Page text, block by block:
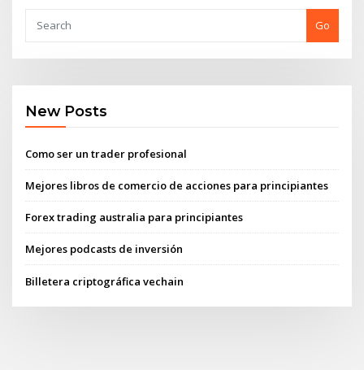
Go
New Posts
Como ser un trader profesional
Mejores libros de comercio de acciones para principiantes
Forex trading australia para principiantes
Mejores podcasts de inversión
Billetera criptográfica vechain